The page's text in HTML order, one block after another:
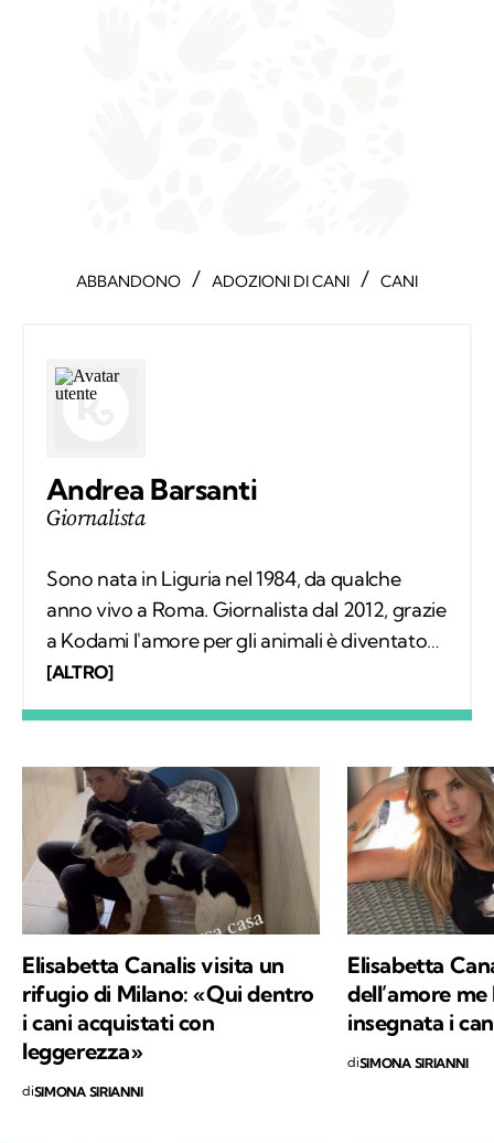
ABBANDONO / ADOZIONI DI CANI / CANI
Andrea Barsanti
Giornalista
Sono nata in Liguria nel 1984, da qualche
anno vivo a Roma. Giornalista dal 2012, grazie
a Kodami l'amore per gli animali è diventato
un lavoro attraverso cui provo a fare la
libero tanti libri, qualche viaggio e una
continua scoperta di ciò che mi circonda.
[ALTRO]
Elisabetta Canalis visita un
rifugio di Milano: «Qui dentro
i cani acquistati con
leggerezza»
diSIMONA SIRIANNI
Elisabetta
dell’amore me
insegnata i
diSIMONA SIRIANNI